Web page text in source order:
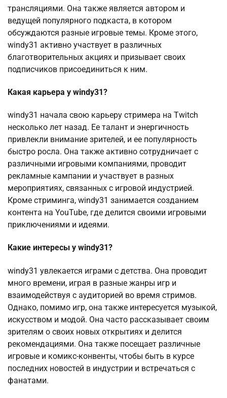
трансляциями. Она также является автором и
ведущей популярного подкаста, в котором
обсуждаются разные игровые темы. Кроме этого,
windy31 активно участвует в различных
благотворительных акциях и призывает своих
подписчиков присоединиться к ним.
Какая карьера у windy31?
windy31 начала свою карьеру стримера на Twitch
несколько лет назад. Ее талант и энергичность
привлекли внимание зрителей, и ее популярность
быстро росла. Она также активно сотрудничает с
различными игровыми компаниями, проводит
рекламные кампании и участвует в разных
мероприятиях, связанных с игровой индустрией.
Кроме стриминга, windy31 занимается созданием
контента на YouTube, где делится своими игровыми
приключениями и идеями.
Какие интересы у windy31?
windy31 увлекается играми с детства. Она проводит
много времени, играя в разные жанры игр и
взаимодействуя с аудиторией во время стримов.
Однако, помимо игр, она также интересуется музыкой,
искусством и модой. Она часто рассказывает своим
зрителям о своих новых открытиях и делится
рекомендациями. Она также посещает различные
игровые и комикс-конвенты, чтобы быть в курсе
последних новостей в индустрии и встречаться с
фанатами.